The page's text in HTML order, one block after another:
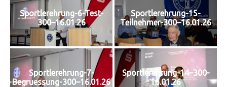
Sportlerehrung-6-Test-
300–16.01.26
Sportlerehrung-15-
Teilnehmer-300–16.01.26
Sportlerehrung-7-
Begruessung-300–16.01.26
Sportlerehrung-14–300-
16.01.26